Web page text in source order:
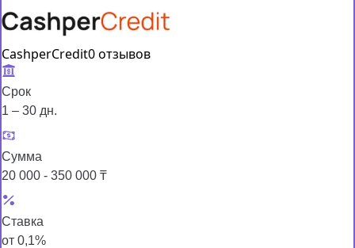
CashperCredit0 отзывов
Срок
1 – 30 дн.
Сумма
20 000 - 350 000 ₸
Ставка
от 0,1%